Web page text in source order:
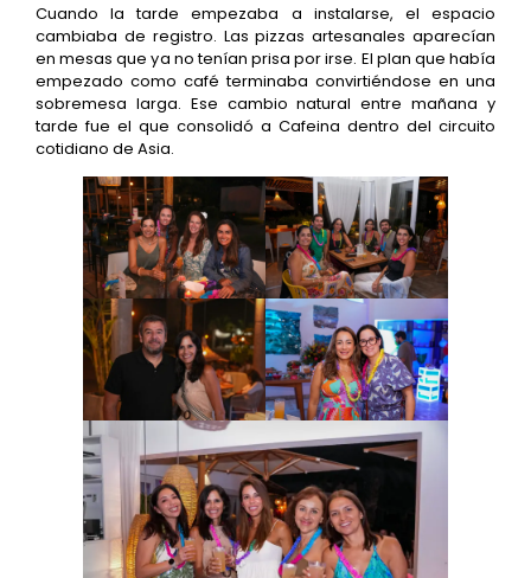
Cuando la tarde empezaba a instalarse, el espacio
cambiaba de registro. Las pizzas artesanales aparecían
en mesas que ya no tenían prisa por irse. El plan que había
empezado como café terminaba convirtiéndose en una
sobremesa larga. Ese cambio natural entre mañana y
tarde fue el que consolidó a Cafeina dentro del circuito
cotidiano de Asia.